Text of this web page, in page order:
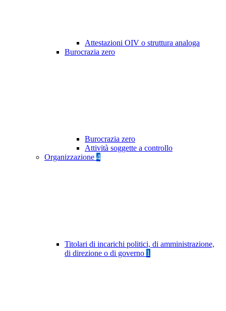
Attestazioni OIV o struttura analoga
Burocrazia zero
Burocrazia zero
Attività soggette a controllo
Organizzazione 4
Titolari di incarichi politici, di amministrazione,
di direzione o di governo 1